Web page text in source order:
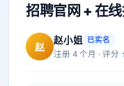
招聘官网 + 在
赵
赵小姐 已实名
注册 4 个月 · 评分